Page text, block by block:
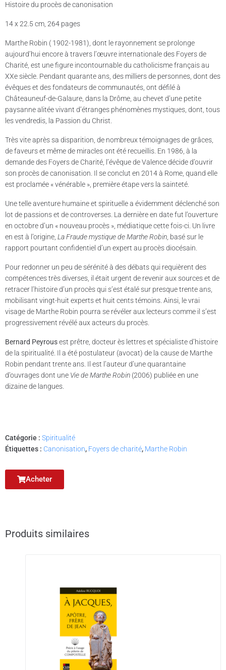
Histoire du procès de canonisation
14 x 22.5 cm, 264 pages
Marthe Robin ( 1902-1981), dont le rayonnement se prolonge
aujourd’hui encore à travers l’œuvre internationale des Foyers de
Charité, est une figure incontournable du catholicisme français au
XXe siècle. Pendant quarante ans, des milliers de personnes, dont des
évêques et des fondateurs de communautés, ont défilé à
Châteauneuf-de-Galaure, dans la Drôme, au chevet d’une petite
paysanne alitée vivant d’étranges phénomènes mystiques, dont, tous
les vendredis, la Passion du Christ.
Très vite après sa disparition, de nombreux témoignages de grâces,
de faveurs et même de miracles ont été recueillis. En 1986, à la
demande des Foyers de Charité, l’évêque de Valence décide d’ouvrir
son procès de canonisation. Il se conclut en 2014 à Rome, quand elle
est proclamée « vénérable », première étape vers la sainteté.
Une telle aventure humaine et spirituelle a évidemment déclenché son
lot de passions et de controverses. La dernière en date fut l’ouverture
en octobre d’un « nouveau procès », médiatique cette fois-ci. Un livre
en est à l’origine, La Fraude mystique de Marthe Robin , basé sur le
rapport pourtant confidentiel d’un expert au procès diocésain.
Pour redonner un peu de sérénité à des débats qui requièrent des
compétences très diverses, il était urgent de revenir aux sources et de
retracer l’histoire d’un procès qui s’est étalé sur presque trente ans,
mobilisant vingt-huit experts et huit cents témoins. Ainsi, le vrai
visage de Marthe Robin pourra se révéler aux lecteurs comme il s’est
progressivement révélé aux acteurs du procès.
Bernard Peyrousest prêtre, docteur ès lettres et spécialiste d’histoire
de la spiritualité. Il a été postulateur (avocat) de la cause de Marthe
Robin pendant trente ans. Il est l’auteur d’une quarantaine
d’ouvrages dont une Vie de Marthe Robin (2006) publiée en une
dizaine de langues.
Catégorie : Spiritualité
Étiquettes : Canonisation, Foyers de charité, Marthe Robin
Acheter
Produits similaires